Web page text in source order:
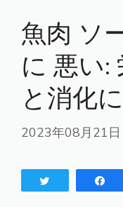
魚肉 ソ
に 悪い:
と消化
2023年08月21日